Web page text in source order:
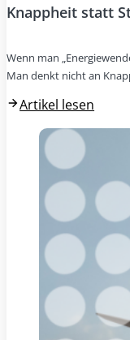
Knappheit statt
Wenn man
Man denkt nicht an
Artikel lesen